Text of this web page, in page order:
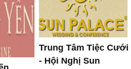
Trung Tâm Tiệc Cưới
- Hội Nghị Sun